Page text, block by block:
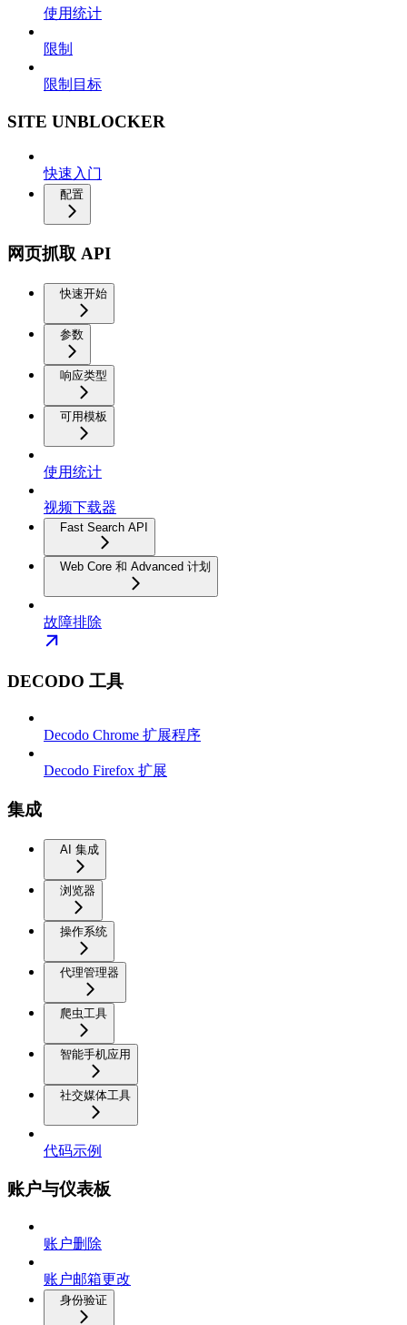
使用统计
限制
限制目标
SITE UNBLOCKER
快速入门
配置
网页抓取 API
快速开始
参数
响应类型
可用模板
使用统计
视频下载器
Fast Search API
Web Core 和 Advanced 计划
故障排除
DECODO 工具
Decodo Chrome 扩展程序
Decodo Firefox 扩展
集成
AI 集成
浏览器
操作系统
代理管理器
爬虫工具
智能手机应用
社交媒体工具
代码示例
账户与仪表板
账户删除
账户邮箱更改
身份验证